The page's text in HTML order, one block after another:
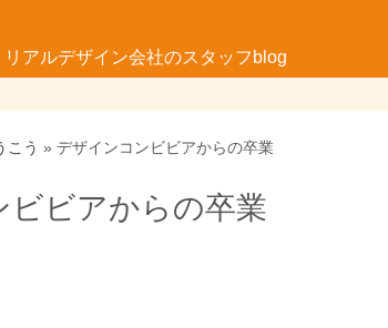
アルデザイン会社のスタッフblog
こう » デザインコンビビアからの卒業
ビビアからの卒業